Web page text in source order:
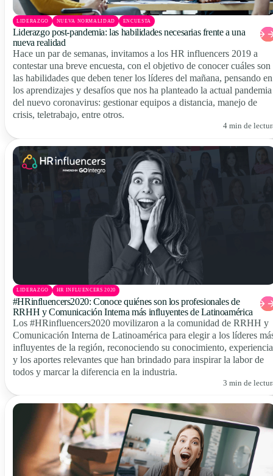
LIDERAZGO NUEVA NORMALIDAD ENCUESTA
Liderazgo post-pandemia: las habilidades necesarias frente a una
nueva realidad
Hace un par de semanas, invitamos a los HR influencers 2019 a
contestar una breve encuesta, con el objetivo de conocer cuáles son
las habilidades que deben tener los líderes del mañana, pensando en
los aprendizajes y desafíos que nos ha planteado la actual pandemia
del nuevo coronavirus: gestionar equipos a distancia, manejo de
crisis, teletrabajo, entre otros.
4 min de
LIDERAZGO HR INFLUENCERS 2020
#HRinfluencers2020: Conoce quiénes son los profesionales de
RRHH y Comunicación Interna más influyentes de Latinoamérica
Los #HRinfluencers2020 movilizaron a la comunidad de RRHH y
Comunicación Interna de Latinoamérica para elegir a los líderes
influyentes de la región, reconociendo su conocimiento, experiencia
y los aportes relevantes que han brindado para inspirar la labor de
todos y marcar la diferencia en la industria.
3 min de